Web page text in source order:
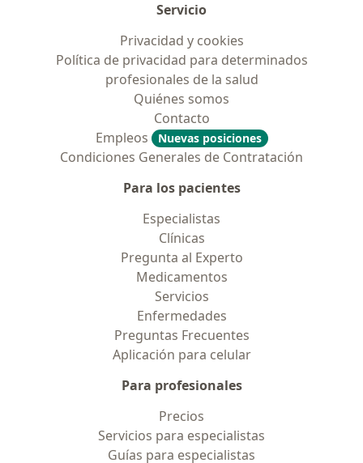
Servicio
Privacidad y cookies
Política de privacidad para determinados
profesionales de la salud
Quiénes somos
Contacto
Empleos
Nuevas posiciones
Condiciones Generales de Contratación
Para los pacientes
Especialistas
Clínicas
Pregunta al Experto
Medicamentos
Servicios
Enfermedades
Preguntas Frecuentes
Aplicación para celular
Para profesionales
Precios
Servicios para especialistas
Guías para especialistas